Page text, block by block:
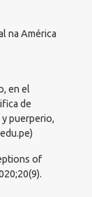
na América
en el
de
puerperio,
of